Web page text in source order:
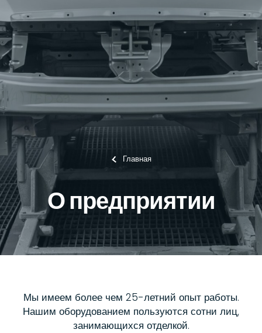
Главная
О предприятии
Мы имеем более чем 25-летний опыт работы.
Нашим оборудованием пользуются сотни лиц,
занимающихся отделкой.